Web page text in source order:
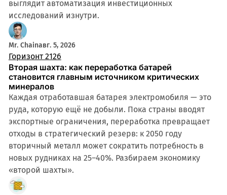
выглядит автоматизация инвестиционных
исследований изнутри.
Mr. Chainавг. 5, 2026
Горизонт 2126
Вторая шахта: как переработка батарей
становится главным источником критических
минералов
Каждая отработавшая батарея электромобиля — это
руда, которую ещё не добыли. Пока страны вводят
экспортные ограничения, переработка превращает
отходы в стратегический резерв: к 2050 году
вторичный металл может сократить потребность в
новых рудниках на 25–40%. Разбираем экономику
«второй шахты».